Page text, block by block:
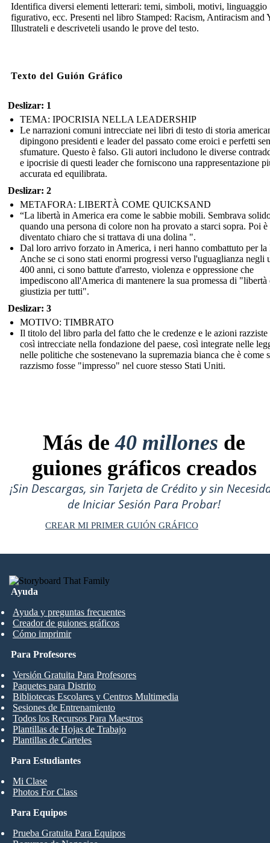
Identifica diversi elementi letterari: temi, simboli, motivi, linguaggio
figurativo, ecc. Presenti nel libro Stamped: Racism, Antiracism and
Illustrateli e descriveteli usando le prove del testo.
Texto del Guión Gráfico
Deslizar: 1
TEMA: IPOCRISIA NELLA LEADERSHIP
Le narrazioni comuni intrecciate nei libri di testo di storia
dipingono presidenti e leader del passato come eroici e perfetti
sfumature. Questo è falso. Gli autori includono le diverse
e ipocrisie di questi leader che forniscono una rappresentazione
accurata ed equilibrata.
Deslizar: 2
METAFORA: LIBERTÀ COME QUICKSAND
“La libertà in America era come le sabbie mobili. Sembrava
quando una persona di colore non ha provato a starci sopra. Poi è
diventato chiaro che si trattava di una dolina ".
Dal loro arrivo forzato in America, i neri hanno combattuto per la
Anche se ci sono stati enormi progressi verso l'uguaglianza negli
400 anni, ci sono battute d'arresto, violenza e oppressione che
impediscono all'America di mantenere la sua promessa di "libertà
giustizia per tutti".
Deslizar: 3
MOTIVO: TIMBRATO
Il titolo del libro parla del fatto che le credenze e le azioni razziste
così intrecciate nella fondazione del paese, così integrate nelle
nelle politiche che sostenevano la supremazia bianca che è come
razzismo fosse "impresso" nel cuore stesso Stati Uniti.
Más de40 millones de
guiones gráficos creados
¡Sin Descargas, sin Tarjeta de Crédito y sin
de Iniciar Sesión Para Probar!
CREAR MI PRIMER GUIÓN GRÁFICO
Ayuda
Ayuda y preguntas frecuentes
Creador de guiones gráficos
Cómo imprimir
Para Estudiantes
Mi Clase
Photos For Class
Para Profesores
Versión Gratuita Para Profesores
Paquetes para Distrito
Bibliotecas Escolares y Centros Multimedia
Sesiones de Entrenamiento
Todos los Recursos Para Maestros
Plantillas de Hojas de Trabajo
Plantillas de Carteles
Para Equipos
Prueba Gratuita Para Equipos